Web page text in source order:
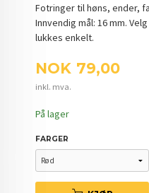
Fotringer til høns, ender,
Innvendig mål: 16 mm.
lukkes enkelt.
Pris
NOK 79,00
inkl. mva.
På lager
FARGER